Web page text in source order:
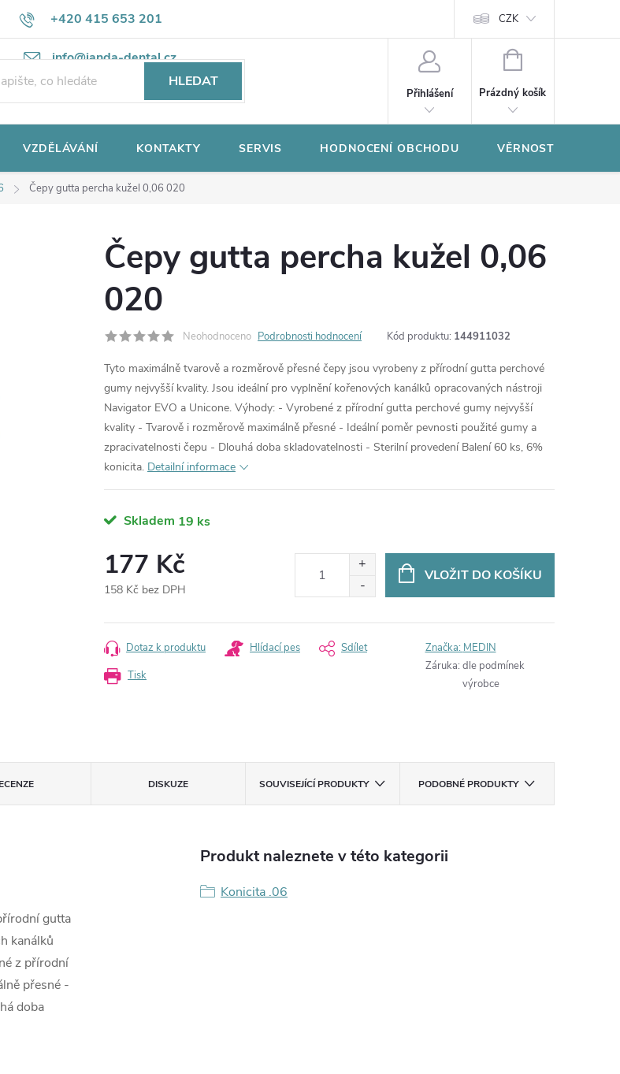
+420 415 653 201
info@janda-dental.cz
Ochrana osobních údajů CZK
HLEDAT
Přihlášení
NÁKUPNÍ
Prázdný košík
VZDĚLÁVÁNÍ KONTAKTY SERVIS HODNOCENÍ OBCHODU VĚRNOSTNÍ
Čepy gutta percha kužel 0,06 020
Čepy gutta percha kužel 0,06
020
Neohodnoceno Podrobnosti hodnocení Kód produktu: 144911032
Tyto maximálně tvarově a rozměrově přesné čepy jsou vyrobeny z přírodní gutta perchové
gumy nejvyšší kvality. Jsou ideální pro vyplnění kořenových kanálků opracovaných nástroji
Navigator EVO a Unicone. Výhody: - Vyrobené z přírodní gutta perchové gumy nejvyšší
kvality - Tvarově i rozměrově maximálně přesné - Ideální poměr pevnosti použité gumy a
zpracivatelnosti čepu - Dlouhá doba skladovatelnosti - Sterilní provedení Balení 60 ks, 6%
konicita. Detailní informace
Skladem 19 ks
177 Kč
158 Kč bez DPH
cena:
VLOŽIT DO KOŠÍKU
Tisk
Dotaz k produktu Hlídací pes Sdílet Značka: MEDIN
Záruka: dle podmínek
výrobce
DISKUZE SOUVISEJÍCÍ PRODUKTY PODOBNÉ PRODUKTY
gutta
kanálků
z přírodní
přesné -
doba
Produkt naleznete v této kategorii
Konicita .06